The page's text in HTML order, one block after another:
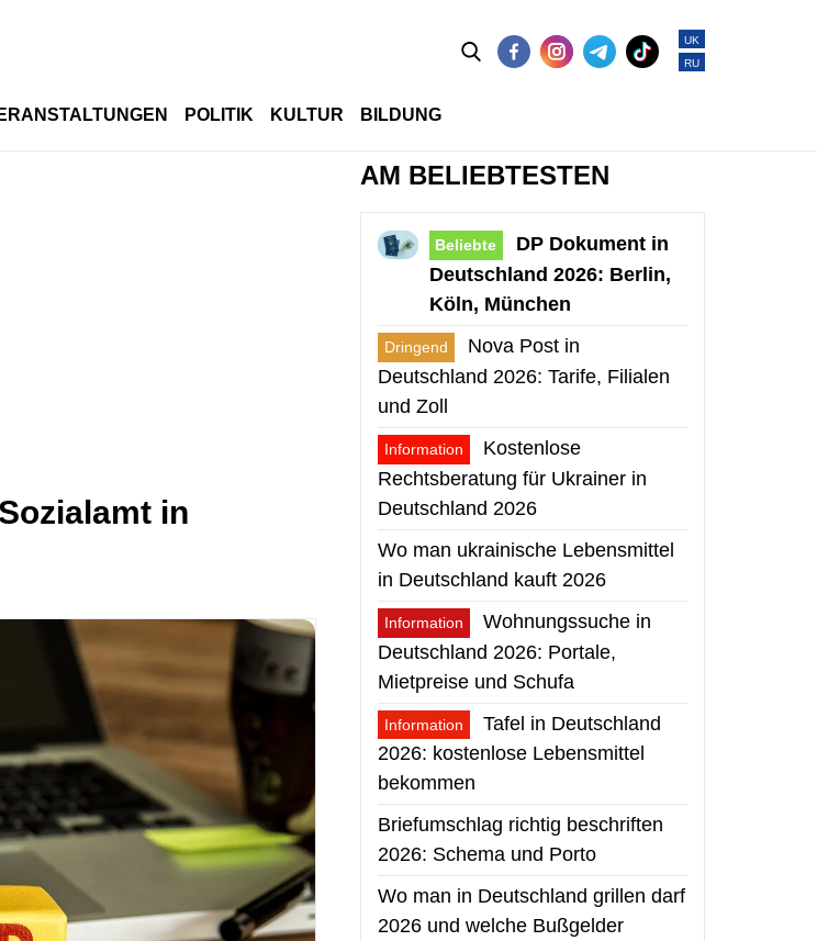
POLITIK KULTUR BILDUNG
UK
RU
in
AM BELIEBTESTEN
Beliebte
DP Dokument in
Deutschland 2026: Berlin,
Köln, München
Dringend
Nova Post in
Deutschland 2026: Tarife, Filialen
und Zoll
Information
Kostenlose
Rechtsberatung für Ukrainer in
Deutschland 2026
Wo man ukrainische Lebensmittel
in Deutschland kauft 2026
Information
Wohnungssuche in
Deutschland 2026: Portale,
Mietpreise und Schufa
Information
Tafel in Deutschland
2026: kostenlose Lebensmittel
bekommen
Briefumschlag richtig beschriften
2026: Schema und Porto
Wo man in Deutschland grillen darf
2026 und welche Bußgelder